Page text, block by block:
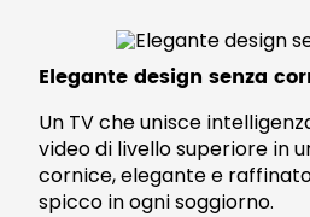
Elegante design senza
Un TV che unisce
video di livello superiore in
cornice, elegante e
spicco in ogni soggiorno.